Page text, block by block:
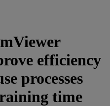
efficiency
processes
time